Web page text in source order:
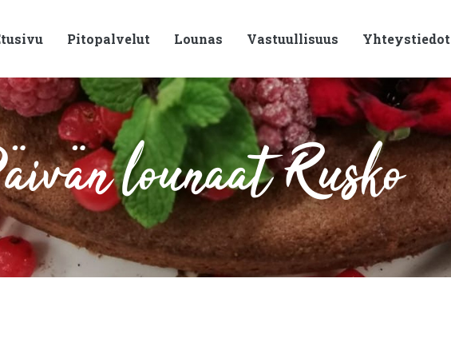
Pitopalvelut Lounas Vastuullisuus Yhteystiedot
lounaat Rusko